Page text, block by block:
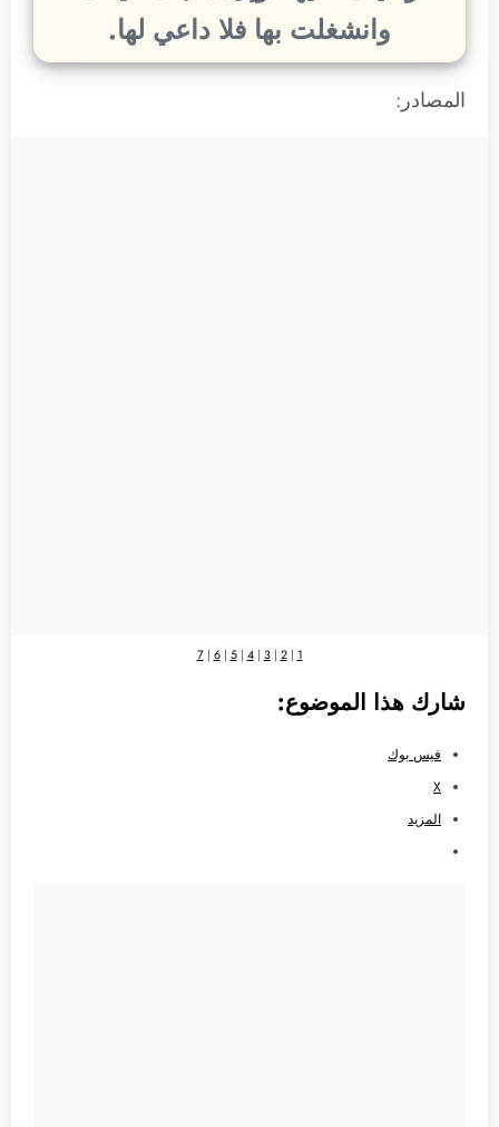
وانشغلت بها فلا داعي لها.
المصادر:
1
|
2
|
3
|
4
|
5
|
6
|
7
شارك هذا الموضوع:
فيس بوك
X
المزيد